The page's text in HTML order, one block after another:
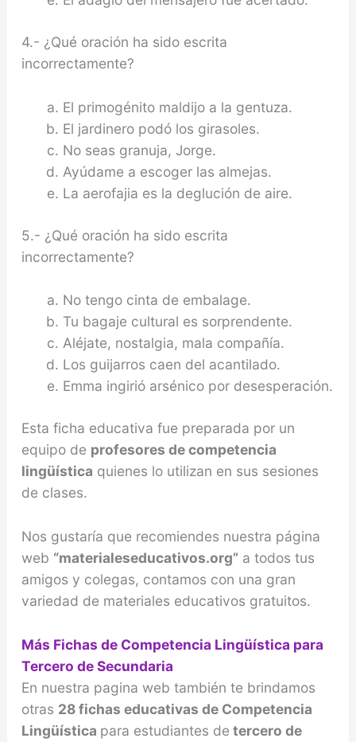
4.- ¿Qué oración ha sido escrita
incorrectamente?
El primogénito maldijo a la gentuza.
El jardinero podó los girasoles.
No seas granuja, Jorge.
Ayúdame a escoger las almejas.
La aerofajia es la deglución de aire.
5.- ¿Qué oración ha sido escrita
incorrectamente?
No tengo cinta de embalage.
Tu bagaje cultural es sorprendente.
Aléjate, nostalgia, mala compañía.
Los guijarros caen del acantilado.
Emma ingirió arsénico por desesperación.
Esta ficha educativa fue preparada por un
equipo de profesores de competencia
lingüística quienes lo utilizan en sus sesiones
de clases.
Nos gustaría que recomiendes nuestra página
web “materialeseducativos.org”a todos tus
amigos y colegas, contamos con una gran
variedad de materiales educativos gratuitos.
Más Fichas de Competencia Lingüística para
Tercero de Secundaria
En nuestra pagina web también te brindamos
otras 28 fichas educativas de Competencia
Lingüística para estudiantes de tercero de